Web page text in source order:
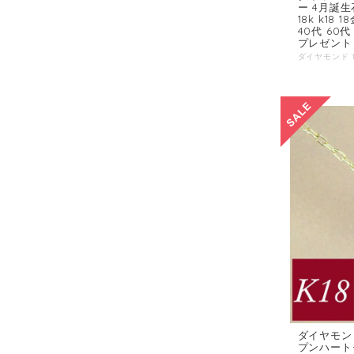
ー 4月誕
18k k18
40代 60代
プレゼン
ダイヤモ
プンハー